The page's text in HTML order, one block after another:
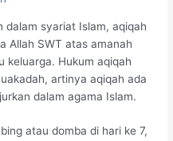
dalam syariat Islam, aqiqah
Allah SWT atas amanah
keluarga. Hukum aqiqah
artinya aqiqah ada
dalam agama Islam.
atau domba di hari ke 7,